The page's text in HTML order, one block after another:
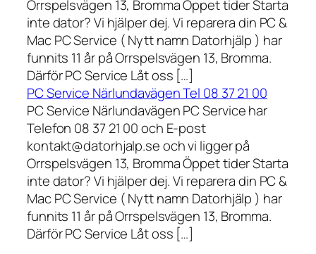
Orrspelsvägen 13, Bromma Öppet tider Starta
inte dator? Vi hjälper dej. Vi reparera din PC &
Mac PC Service ( Nytt namn Datorhjälp ) har
funnits 11 år på Orrspelsvägen 13, Bromma.
Därför PC Service Låt oss […]
PC Service Närlundavägen Tel 08 37 21 00
PC Service Närlundavägen PC Service har
Telefon 08 37 21 00 och E-post
kontakt@datorhjalp.se och vi ligger på
Orrspelsvägen 13, Bromma Öppet tider Starta
inte dator? Vi hjälper dej. Vi reparera din PC &
Mac PC Service ( Nytt namn Datorhjälp ) har
funnits 11 år på Orrspelsvägen 13, Bromma.
Därför PC Service Låt oss […]